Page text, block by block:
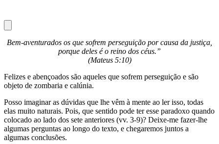
Bem-aventurados os que sofrem perseguição por causa da justiça,
porque deles é o reino dos céus.”
(Mateus 5:10)
Felizes e abençoados são aqueles que sofrem perseguição e são
objeto de zombaria e calúnia.
Posso imaginar as dúvidas que lhe vêm à mente ao ler isso, todas
elas muito naturais. Pois, que sentido pode ter esse paradoxo quando
colocado ao lado dos sete anteriores (vv. 3-9)? Deixe-me fazer-lhe
algumas perguntas ao longo do texto, e chegaremos juntos a
algumas conclusões.